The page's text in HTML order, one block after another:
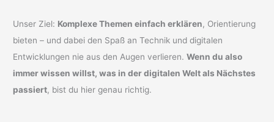
Unser Ziel: Komplexe Themen einfach erklären, Orientierung
bieten – und dabei den Spaß an Technik und digitalen
Entwicklungen nie aus den Augen verlieren.Wenn du also
immer wissen willst, was in der digitalen Welt als Nächstes
passiert, bist du hier genau richtig.